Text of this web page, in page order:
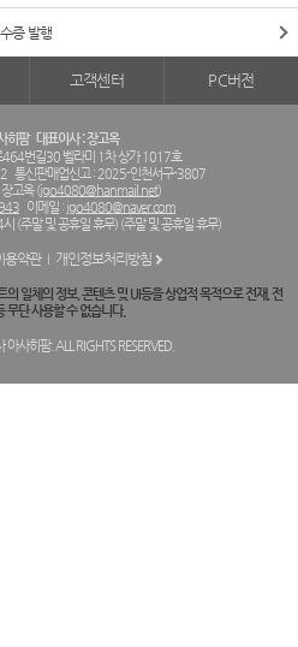
증 발행
고객센터 PC버전
히팜 대표이사 : 장고옥
번길30 벨라미 1차 상가 1017호
통신판매업신고 : 2025-인천서구-3807
고옥 (jgo4080@hanmail.net)
이메일 : jgo4080@naver.com
(주말 및 공휴일 휴무) (주말 및 공휴일 휴무)
용약관 개인정보처리방침
일체의 정보, 콘텐츠 및 UI등을 상업적 목적으로 전재, 전
무단 사용할 수 없습니다.
사히팜. ALL RIGHTS RESERVED.